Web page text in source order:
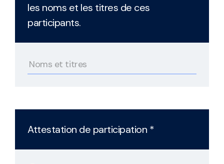
les noms et les titres de ces
participants.
Attestation de participation *